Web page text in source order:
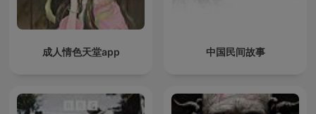
成人情色天堂app 中国民间故事